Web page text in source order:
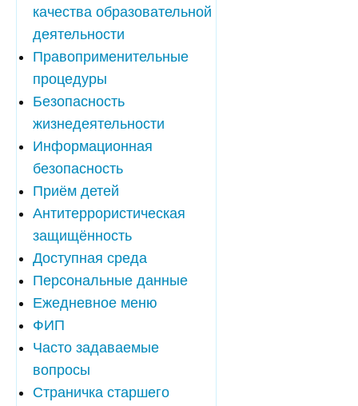
качества образовательной
деятельности
Правоприменительные
процедуры
Безопасность
жизнедеятельности
Информационная
безопасность
Приём детей
Антитеррористическая
защищённость
Доступная среда
Персональные данные
Ежедневное меню
ФИП
Часто задаваемые
вопросы
Страничка старшего